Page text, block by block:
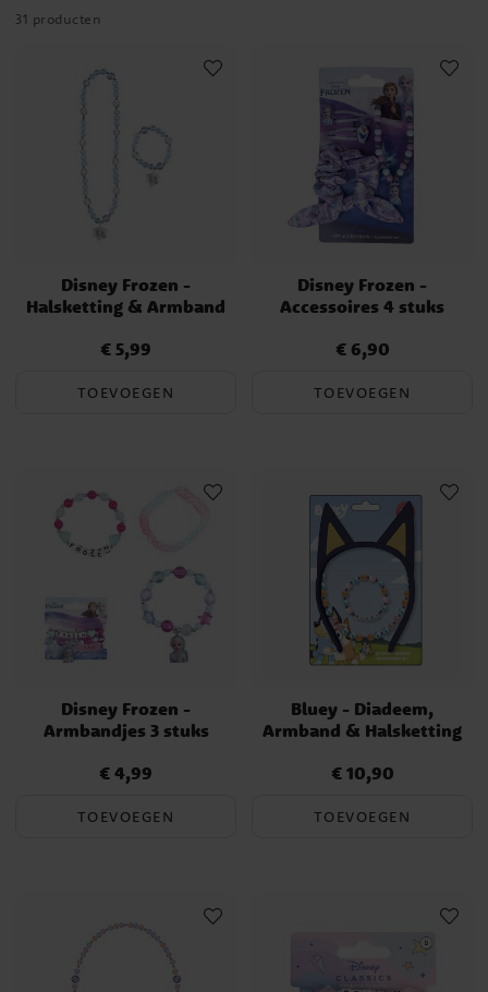
31 producten
Disney Frozen -
Halsketting & Armband
Prijs :€ 5,99
€ 5,99
TOEVOEGEN
Disney Frozen -
Accessoires 4 stuks
Prijs :€ 6,90
€ 6,90
TOEVOEGEN
Disney Frozen -
Armbandjes 3 stuks
Prijs :€ 4,99
€ 4,99
TOEVOEGEN
Bluey - Diadeem,
Armband & Halsketting
Prijs:€ 10,90
€ 10,90
TOEVOEGEN